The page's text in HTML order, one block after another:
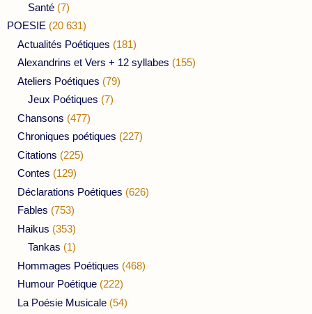
Santé (7)
POESIE (20 631)
Actualités Poétiques (181)
Alexandrins et Vers + 12 syllabes (155)
Ateliers Poétiques (79)
Jeux Poétiques (7)
Chansons (477)
Chroniques poétiques (227)
Citations (225)
Contes (129)
Déclarations Poétiques (626)
Fables (753)
Haikus (353)
Tankas (1)
Hommages Poétiques (468)
Humour Poétique (222)
La Poésie Musicale (54)